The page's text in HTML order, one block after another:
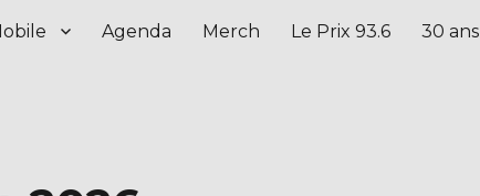
Agenda Merch Le Prix 93.6 30 ans